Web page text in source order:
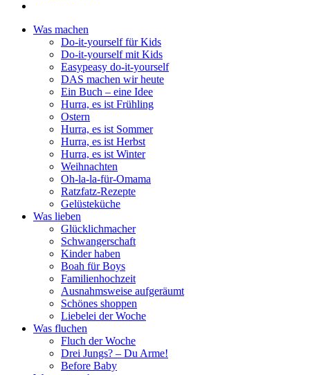
Was machen
Do-it-yourself für Kids
Do-it-yourself mit Kids
Easypeasy do-it-yourself
DAS machen wir heute
Ein Buch – eine Idee
Hurra, es ist Frühling
Ostern
Hurra, es ist Sommer
Hurra, es ist Herbst
Hurra, es ist Winter
Weihnachten
Oh-la-la-für-Omama
Ratzfatz-Rezepte
Gelüsteküche
Was lieben
Glücklichmacher
Schwangerschaft
Kinder haben
Boah für Boys
Familienhochzeit
Ausnahmsweise aufgeräumt
Schönes shoppen
Liebelei der Woche
Was fluchen
Fluch der Woche
Drei Jungs? – Du Arme!
Before Baby